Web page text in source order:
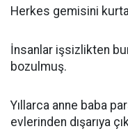
Herkes gemisini
İnsanlar işsizlikten
bozulmuş.
Yıllarca anne baba
evlerinden dışarıya